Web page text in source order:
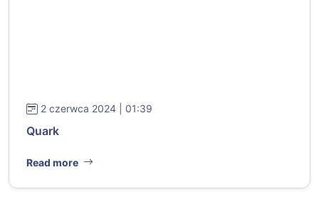
2 czerwca 2024 | 01:39
Quark
Read more